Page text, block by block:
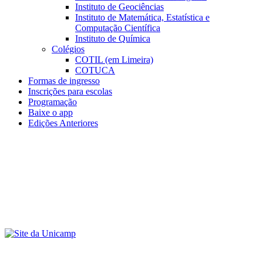
Instituto de Geociências
Instituto de Matemática, Estatística e
Computação Científica
Instituto de Química
Colégios
COTIL (em Limeira)
COTUCA
Formas de ingresso
Inscrições para escolas
Programação
Baixe o app
Edições Anteriores